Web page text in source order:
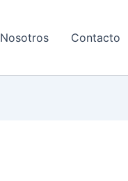
Nosotros Contacto